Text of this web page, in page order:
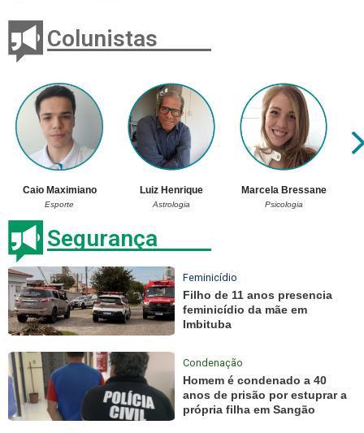
Colunistas
Caio Maximiano
Esporte
Luiz Henrique
Astrologia
Marcela Bressane
Psicologia
Segurança
Feminicídio
Filho de 11 anos presencia
feminicídio da mãe em
Imbituba
Condenação
Homem é condenado a 40
anos de prisão por estuprar a
própria filha em Sangão